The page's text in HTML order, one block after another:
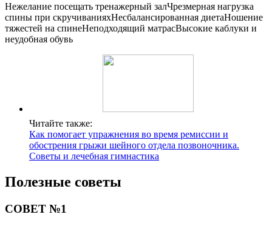
Нежелание посещать тренажерный залЧрезмерная нагрузка
спины при скручиванияхНесбалансированная диетаНошение
тяжестей на спинеНеподходящий матрасВысокие каблуки и
неудобная обувь
Читайте также:
Как помогает упражнения во время ремиссии и
обострения грыжи шейного отдела позвоночника.
Советы и лечебная гимнастика
Полезные советы
СОВЕТ №1